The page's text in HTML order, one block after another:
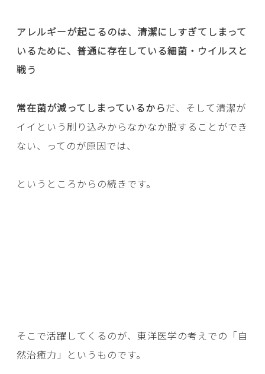
アレルギーが起こるのは、清潔にしすぎてしまって
いるために、普通に存在している細菌・ウイルスと
戦う
常在菌が減ってしまっているからだ、そして清潔が
イイという刷り込みからなかなか脱することができ
ない、ってのが原因では、
というところからの続きです。
そこで活躍してくるのが、東洋医学の考えでの「自
然治癒力」というものです。